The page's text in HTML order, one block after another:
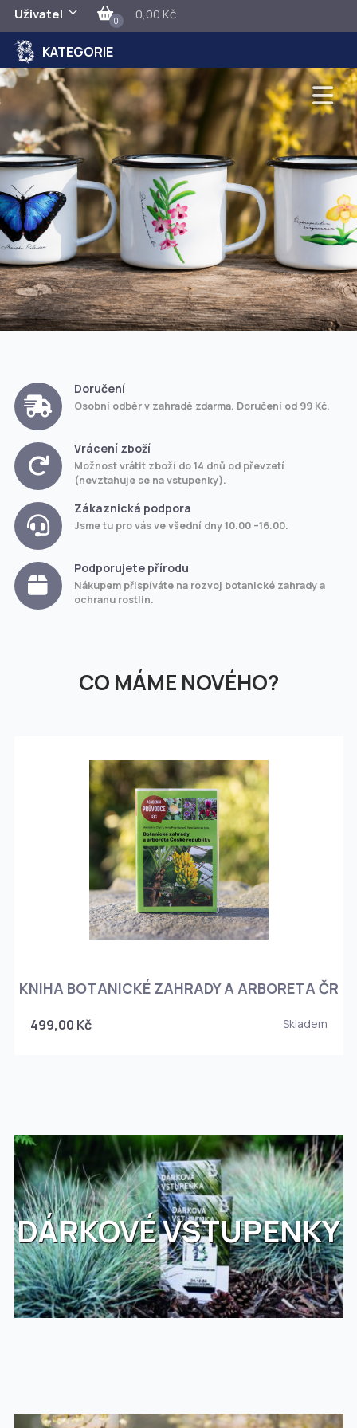
Uživatel 0 0,00 Kč
KATEGORIE
Doručení
Osobní odběr v zahradě zdarma. Doručení od 99 Kč.
Vrácení zboží
Možnost vrátit zboží do 14 dnů od převzetí
(nevztahuje se na vstupenky).
Zákaznická podpora
Jsme tu pro vás ve všední dny 10.00 –16.00.
Podporujete přírodu
Nákupem přispíváte na rozvoj botanické zahrady a
ochranu rostlin.
CO MÁME NOVÉHO?
KNIHA BOTANICKÉ ZAHRADY A ARBORETA ČR
499,00 Kč Skladem
DÁRKOVÉ VSTUPENKY